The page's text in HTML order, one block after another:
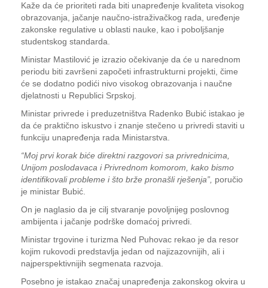
Kaže da će prioriteti rada biti unapređenje kvaliteta visokog
obrazovanja, jačanje naučno-istraživačkog rada, uređenje
zakonske regulative u oblasti nauke, kao i poboljšanje
studentskog standarda.
Ministar Mastilović je izrazio očekivanje da će u narednom
periodu biti završeni započeti infrastrukturni projekti, čime
će se dodatno podići nivo visokog obrazovanja i naučne
djelatnosti u Republici Srpskoj.
Ministar privrede i preduzetništva Radenko Bubić istakao je
da će praktično iskustvo i znanje stečeno u privredi staviti u
funkciju unapređenja rada Ministarstva.
“Moj prvi korak biće direktni razgovori sa privrednicima,
Unijom poslodavaca i Privrednom komorom, kako bismo
identifikovali probleme i što brže pronašli rješenja”, poručio
je ministar Bubić.
On je naglasio da je cilj stvaranje povoljnijeg poslovnog
ambijenta i jačanje podrške domaćoj privredi.
Ministar trgovine i turizma Ned Puhovac rekao je da resor
kojim rukovodi predstavlja jedan od najizazovnijih, ali i
najperspektivnijih segmenata razvoja.
Posebno je istakao značaj unapređenja zakonskog okvira u